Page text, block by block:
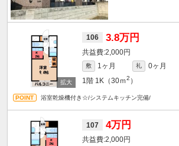
106 3.8万円
2,000円
敷 1ヶ月 礼
0ヶ月
1階 1K（30ｍ2 ）
浴室乾燥機付き☆/システムキッチン完備/
107 4万円
2,000円